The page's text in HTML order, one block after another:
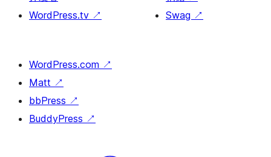
WordPress.tv ↗
Swag ↗
WordPress.com ↗
Matt ↗
bbPress ↗
BuddyPress ↗